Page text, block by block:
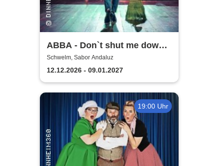
ABBA - Don`t shut me down |
Dinnermusical
Schwelm, Sabor Andaluz
12.12.2026 - 09.01.2027
19:00 Uhr